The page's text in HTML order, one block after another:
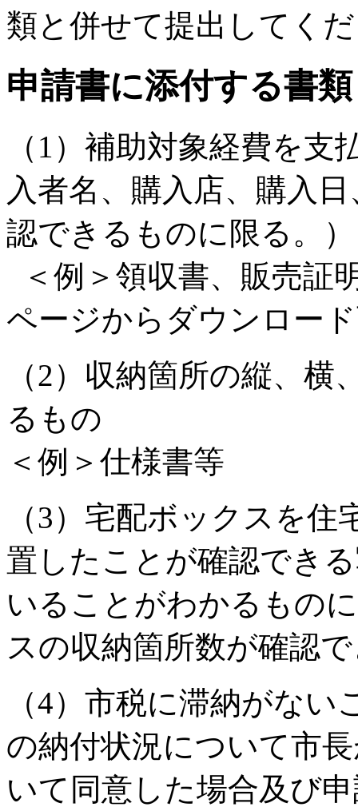
類と併せて提出してく
申請書に添付する書類
（1）補助対象経費を
入者名、購入店、購入
認できるものに限る。）
＜例＞領収書、販売証
ページからダウンロー
（2）収納箇所の縦、
るもの
＜例＞仕様書等
（3）宅配ボックスを
置したことが確認でき
いることがわかるもの
スの収納箇所数が確認
（4）市税に滞納がな
の納付状況について市
いて同意した場合及び